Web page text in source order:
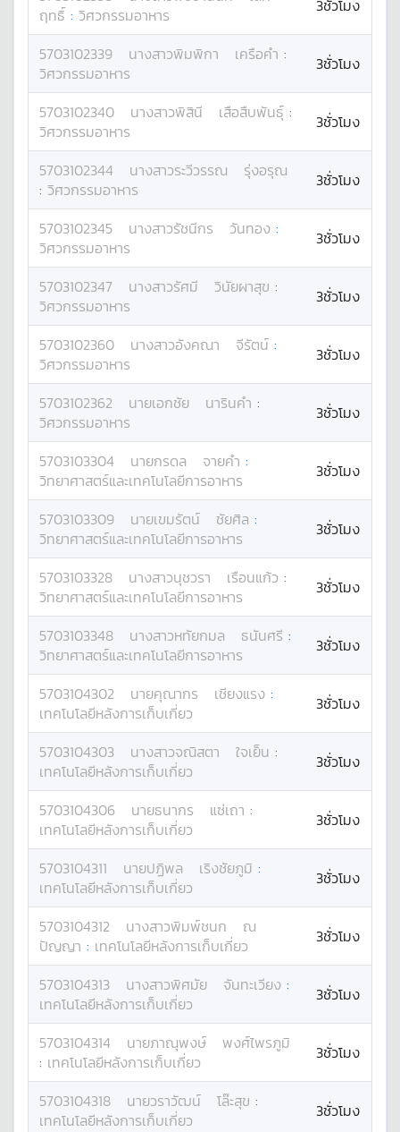
ฤทธิ์ : วิศวกรรมอาหาร 3ชั่วโมง
5703102339 นางสาวพิมพิกา เครือคำ :
วิศวกรรมอาหาร
3ชั่วโมง
5703102340 นางสาวพิสินี เสือสืบพันธุ์ :
วิศวกรรมอาหาร
3ชั่วโมง
5703102344 นางสาวระวีวรรณ
รุ่งอรุณ
: วิศวกรรมอาหาร 3ชั่วโมง
5703102345 นางสาวรัชนีกร วันทอง :
วิศวกรรมอาหาร
3ชั่วโมง
5703102347 นางสาวรัศมี วินัยผาสุข :
วิศวกรรมอาหาร
3ชั่วโมง
5703102360 นางสาวอังคณา จีรัตน์ :
วิศวกรรมอาหาร
3ชั่วโมง
5703102362 นายเอกชัย นารินคำ :
วิศวกรรมอาหาร
3ชั่วโมง
5703103304 นายกรดล จายคำ :
วิทยาศาสตร์และเทคโนโลยีการอาหาร
3ชั่วโมง
5703103309 นายเขมรัตน์ ชัยศิล :
วิทยาศาสตร์และเทคโนโลยีการอาหาร
3ชั่วโมง
5703103328 นางสาวนุชวรา เรือนแก้ว :
วิทยาศาสตร์และเทคโนโลยีการอาหาร
3ชั่วโมง
5703103348 นางสาวหทัยกมล ธนันศรี :
วิทยาศาสตร์และเทคโนโลยีการอาหาร
3ชั่วโมง
5703104302 นายคุณากร เชียงแรง :
เทคโนโลยีหลังการเก็บเกี่ยว
3ชั่วโมง
5703104303 นางสาวจณิสตา ใจเย็น :
เทคโนโลยีหลังการเก็บเกี่ยว
3ชั่วโมง
5703104306 นายธนากร แซ่เถา :
เทคโนโลยีหลังการเก็บเกี่ยว
3ชั่วโมง
5703104311 นายปฏิพล เริงชัยภูมิ :
เทคโนโลยีหลังการเก็บเกี่ยว
3ชั่วโมง
5703104312 นางสาวพิมพ์ชนก
ณ
ปัญญา : เทคโนโลยีหลังการเก็บเกี่ยว 3ชั่วโมง
5703104313 นางสาวพิศมัย จันทะเวียง :
เทคโนโลยีหลังการเก็บเกี่ยว
3ชั่วโมง
5703104314 นายภาณุพงษ์
พงศ์ไพรภูมิ
: เทคโนโลยีหลังการเก็บเกี่ยว 3ชั่วโมง
5703104318 นายวราวัฒน์ โล๊ะสุข :
เทคโนโลยีหลังการเก็บเกี่ยว
3ชั่วโมง